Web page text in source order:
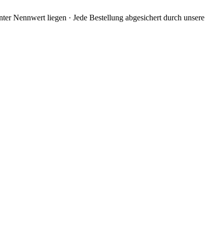
Nennwert liegen · Jede Bestellung abgesichert durch unsere